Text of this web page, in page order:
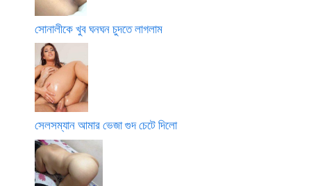
সোনালীকে খুব ঘনঘন চুদতে লাগলাম
সেলসম্যান আমার ভেজা গুদ চেটে দিলো